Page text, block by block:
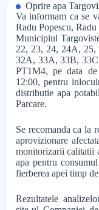
Oprire apa
Va informam ca se
Radu Popescu,
Municipiul
22, 23, 24, 24A, 25,
32A, 33A, 33B,
PT1M4, pe data
12:00, pentru
distributie apa
Parcare.
Se recomanda ca la
aprovizionare
monitorizarii calitatii
apa pentru
fierberea apei timp
Rezultatele